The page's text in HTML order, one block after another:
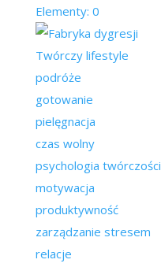
Elementy: 0
Twórczy lifestyle
podróże
gotowanie
pielęgnacja
czas wolny
psychologia twórczości
motywacja
produktywność
zarządzanie stresem
relacje